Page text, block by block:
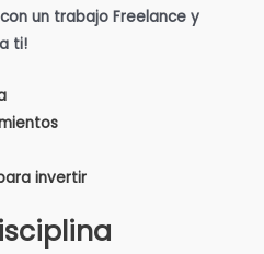
un trabajo Freelance y
ti!
invertir